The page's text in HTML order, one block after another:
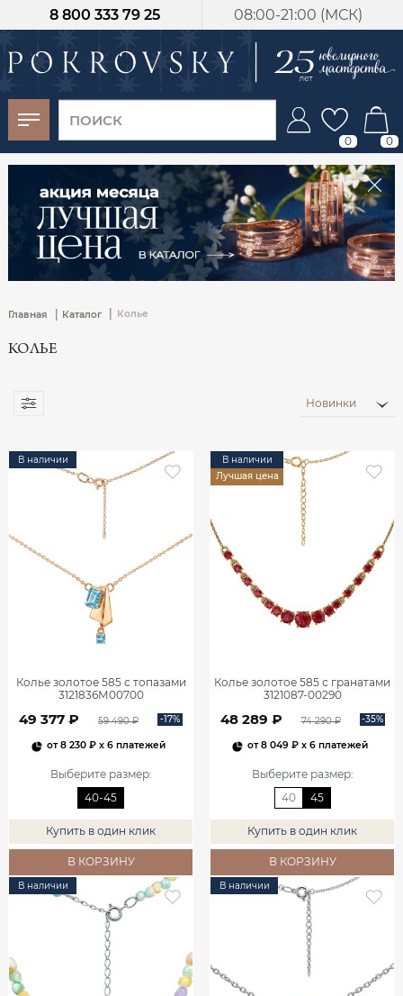
08:00-21:00 (МСК)
8 800 333 79 25
0 0
Главная | Каталог Колье
КОЛЬЕ
Новинки
В наличии
Колье золотое 585 с топазами
3121836М00700
49 377 ₽ 59 490 ₽ -17%
от8 230 ₽ x 6 платежей
Выберите размер:
40-45
Купить в один клик
В КОРЗИНУ
В наличии
Лучшая цена
Колье золотое 585 с гранатами
3121087-00290
48 289 ₽ 74 290 ₽ -35%
от8 049 ₽ x 6 платежей
Выберите размер:
40
45
Купить в один клик
В КОРЗИНУ
В наличии В наличии
-30%
от 15 дней с
момента оплаты